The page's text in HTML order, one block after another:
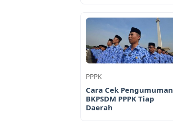
PPPK
Cara Cek Pengumuman
BKPSDM PPPK Tiap
Daerah